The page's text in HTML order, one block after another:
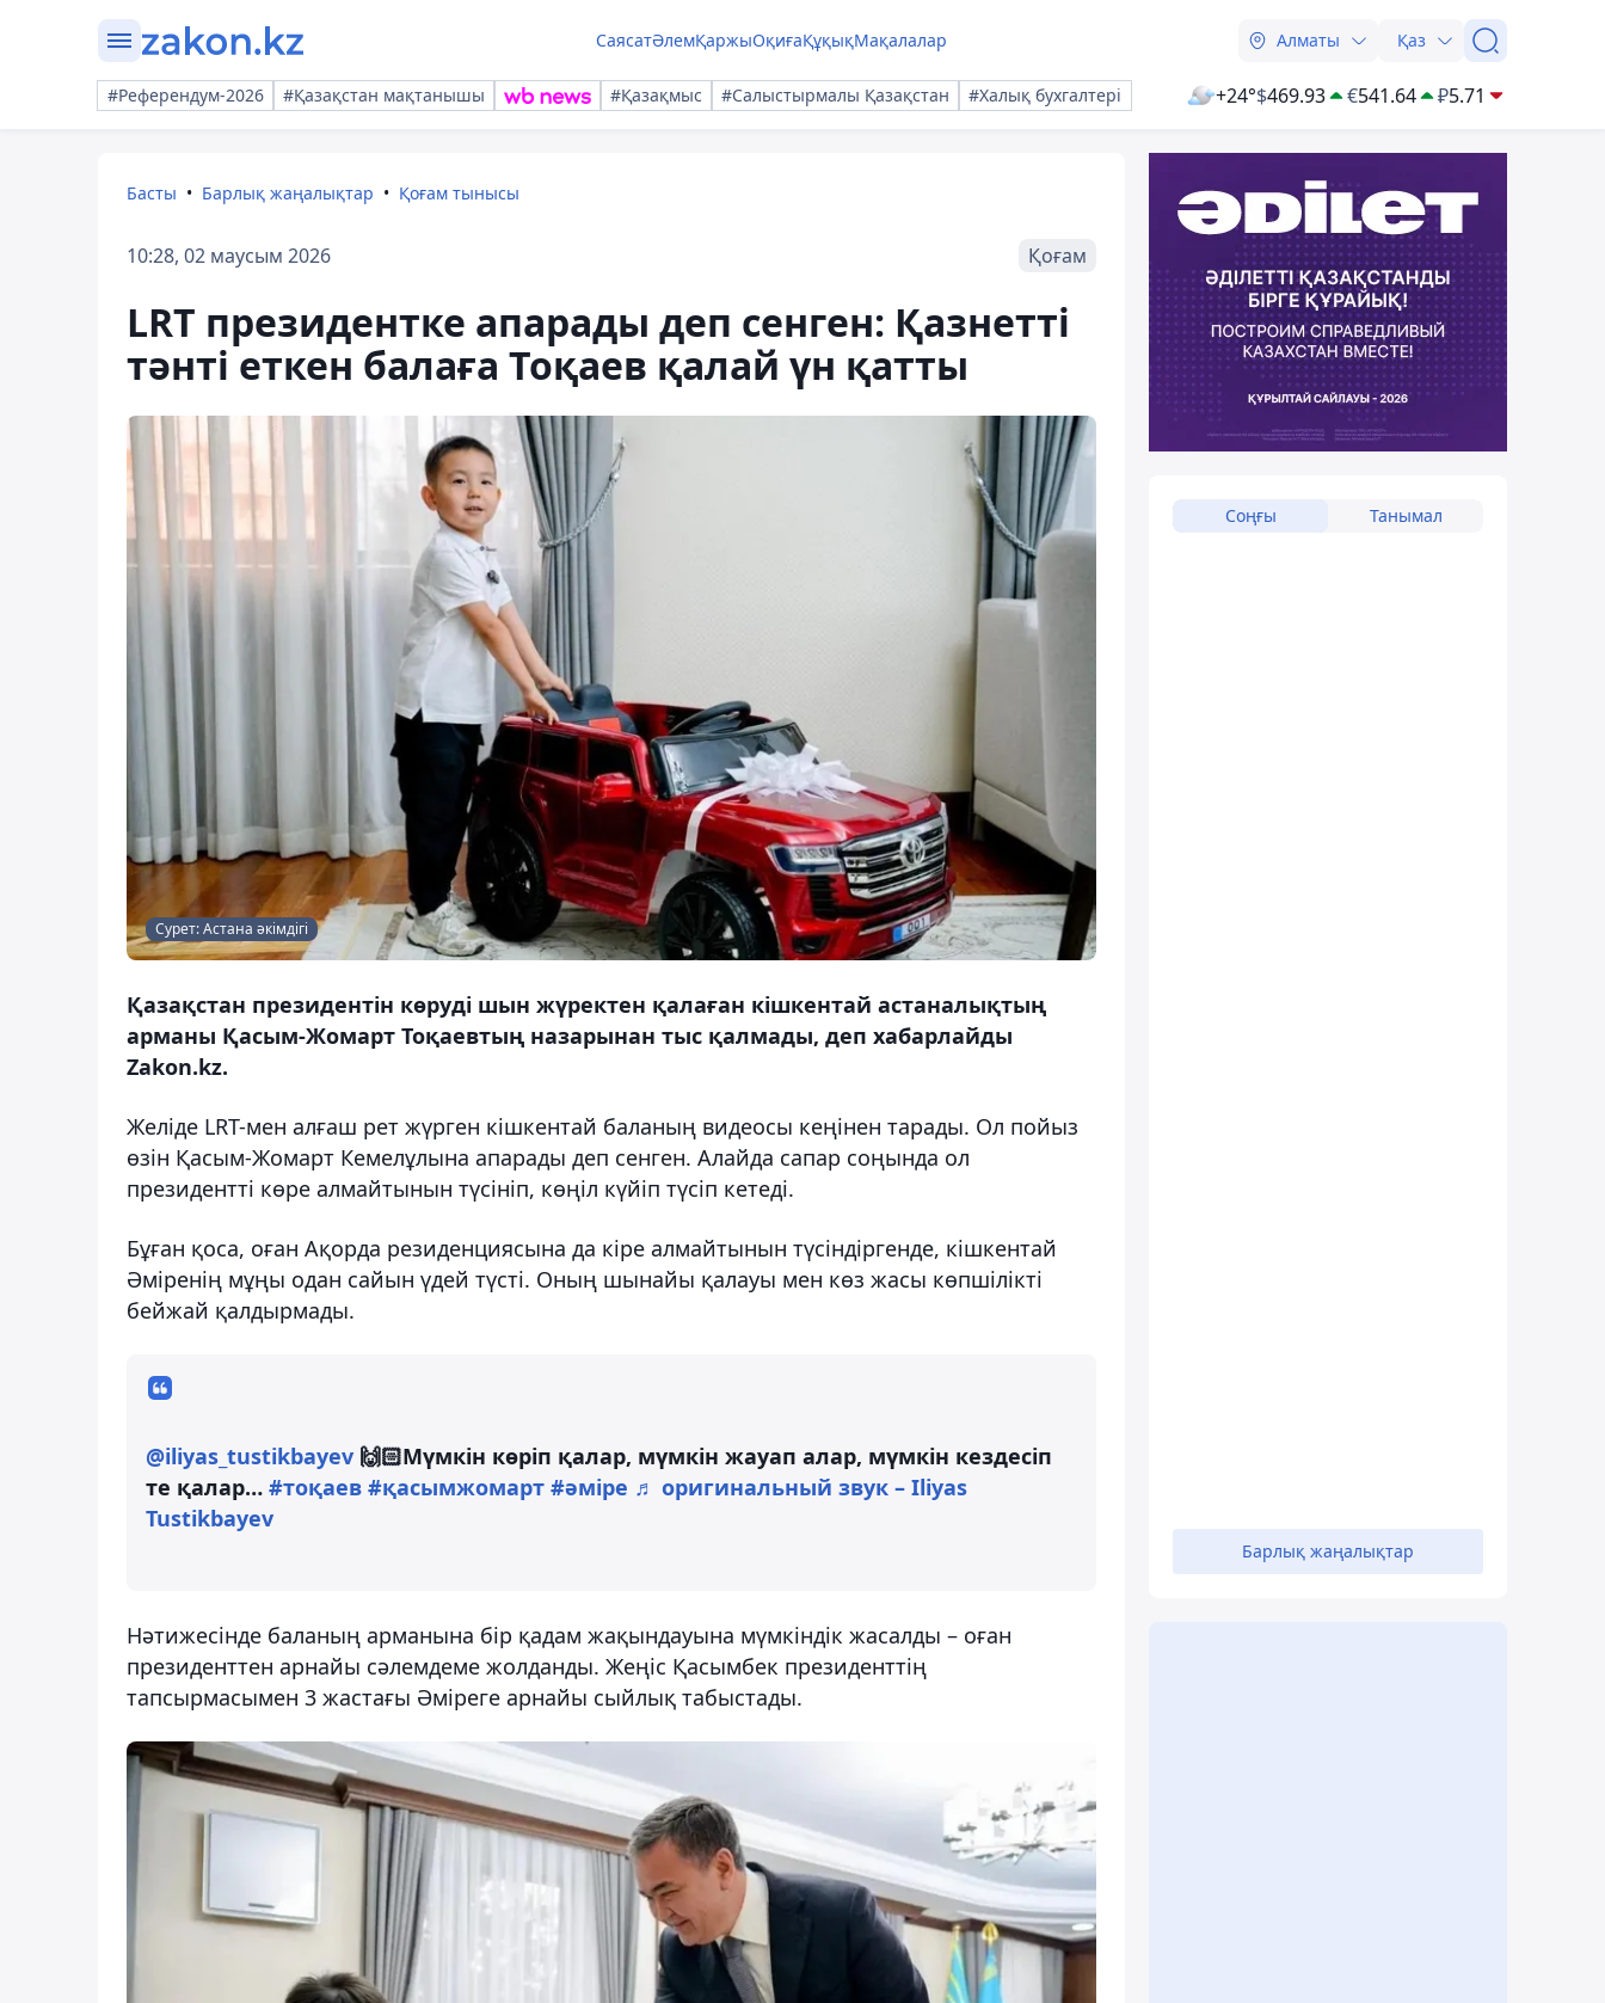
СаясатӘлемҚаржыОқиғаҚұқықМақалалар Алматы Қаз
#Референдум-2026 #Қазақстан мақтанышы #Қазақмыс #Салыстырмалы Қазақстан #Халық бухгалтері +24°$469.93 €541.64 ₽5.71
Басты Барлық жаңалықтар Қоғам тынысы
10:28, 02 маусым 2026 Қоғам
LRT президентке апарады деп сенген: Қазнетті
тәнті еткен балаға Тоқаев қалай үн қатты
Сурет: Астана әкімдігі
Қазақстан президентін көруді шын жүректен қалаған кішкентай астаналықтың
арманы Қасым-Жомарт Тоқаевтың назарынан тыс қалмады, деп хабарлайды
Zakon.kz.
Желіде LRT-мен алғаш рет жүрген кішкентай баланың видеосы кеңінен тарады. Ол пойыз
өзін Қасым-Жомарт Кемелұлына апарады деп сенген. Алайда сапар соңында ол
президентті көре алмайтынын түсініп, көңіл күйіп түсіп кетеді.
Бұған қоса, оған Ақорда резиденциясына да кіре алмайтынын түсіндіргенде, кішкентай
Әміренің мұңы одан сайын үдей түсті. Оның шынайы қалауы мен көз жасы көпшілікті
бейжай қалдырмады.
@iliyas_tustikbayev 🙌🏻Мүмкін көріп қалар, мүмкін жауап алар, мүмкін кездесіп
те қалар… #тоқаев #қасымжомарт #әміре ♬ оригинальный звук – Iliyas
Tustikbayev
Нәтижесінде баланың арманына бір қадам жақындауына мүмкіндік жасалды – оған
президенттен арнайы сәлемдеме жолданды. Жеңіс Қасымбек президенттің
тапсырмасымен 3 жастағы Әміреге арнайы сыйлық табыстады.
Соңғы Танымал
Барлық жаңалықтар